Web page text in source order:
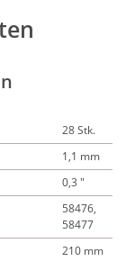
28 Stk.
1,1 mm
0,3 "
58476,
58477
210 mm